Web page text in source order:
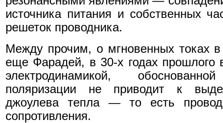
источника питания и собственных
решеток проводника.
Между прочим, о мгновенных токах
еще Фарадей, в 30-х годах прошлого
электродинамикой,
поляризации не приводит к
джоулева тепла — то есть
сопротивления.